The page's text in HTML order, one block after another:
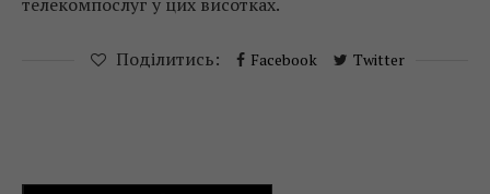
Поділитись: Facebook Twitter